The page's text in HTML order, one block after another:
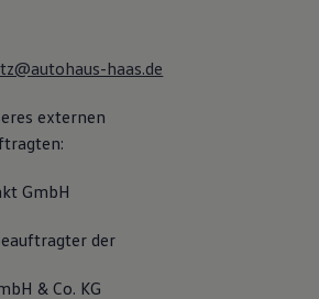
haas.de
externen
GmbH
der
& Co. KG